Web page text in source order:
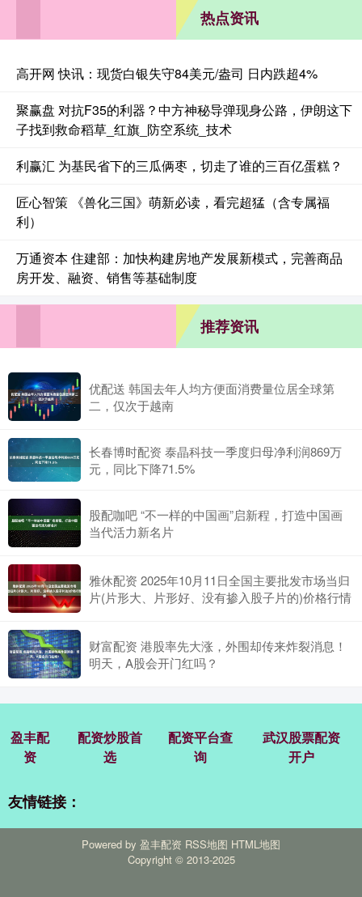
热点资讯
高开网 快讯：现货白银失守84美元/盎司 日内跌超4%
聚赢盘 对抗F35的利器？中方神秘导弹现身公路，伊朗这下
子找到救命稻草_红旗_防空系统_技术
利赢汇 为基民省下的三瓜俩枣，切走了谁的三百亿蛋糕？
匠心智策 《兽化三国》萌新必读，看完超猛（含专属福
利）
万通资本 住建部：加快构建房地产发展新模式，完善商品
房开发、融资、销售等基础制度
推荐资讯
优配送 韩国去年人均方便面消费量位居全球第
二，仅次于越南
长春博时配资 泰晶科技一季度归母净利润869万
元，同比下降71.5%
股配咖吧 “不一样的中国画”启新程，打造中国画
当代活力新名片
雅休配资 2025年10月11日全国主要批发市场当归
片(片形大、片形好、没有掺入股子片的)价格行情
财富配资 港股率先大涨，外围却传来炸裂消息！
明天，A股会开门红吗？
盈丰配
资
配资炒股首
选
配资平台查
询
武汉股票配资
开户
友情链接：
Powered by 盈丰配资 RSS地图 HTML地图
Copyright © 2013-2025